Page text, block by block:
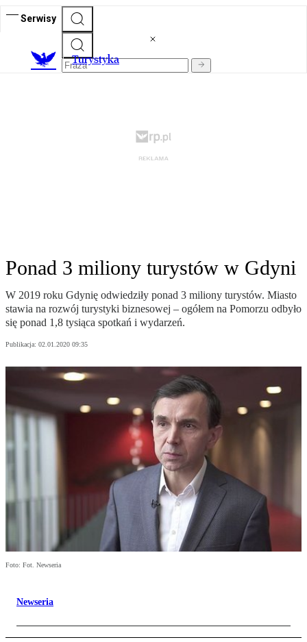
Serwisy
Turystyka
Ponad 3 miliony turystów w Gdyni
W 2019 roku Gdynię odwiedziły ponad 3 miliony turystów. Miasto
stawia na rozwój turystyki biznesowej – ogółem na Pomorzu odbyło
się ponad 1,8 tysiąca spotkań i wydarzeń.
Publikacja: 02.01.2020 09:35
Foto: Fot. Newseria
Newseria